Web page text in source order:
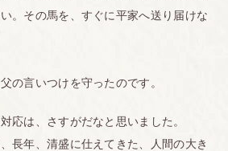
。その馬を、すぐに平家へ送り届けな
の言いつけを守ったのです。
応は、さすがだなと思いました。
長年、清盛に仕えてきた、人間の大き